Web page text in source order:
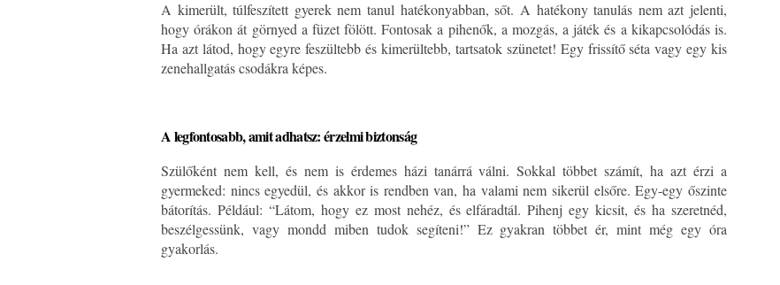
A kimerült, túlfeszített gyerek nem tanul hatékonyabban, sőt. A hatékony tanulás nem azt jelenti,
hogy órákon át görnyed a füzet fölött. Fontosak a pihenők, a mozgás, a játék és a kikapcsolódás is.
Ha azt látod, hogy egyre feszültebb és kimerültebb, tartsatok szünetet! Egy frissítő séta vagy egy kis
zenehallgatás csodákra képes.
A legfontosabb, amit adhatsz: érzelmi biztonság
Szülőként nem kell, és nem is érdemes házi tanárrá válni. Sokkal többet számít, ha azt érzi a
gyermeked: nincs egyedül, és akkor is rendben van, ha valami nem sikerül elsőre. Egy-egy őszinte
bátorítás. Például: “Látom, hogy ez most nehéz, és elfáradtál. Pihenj egy kicsit, és ha szeretnéd,
beszélgessünk, vagy mondd miben tudok segíteni!” Ez gyakran többet ér, mint még egy óra
gyakorlás.